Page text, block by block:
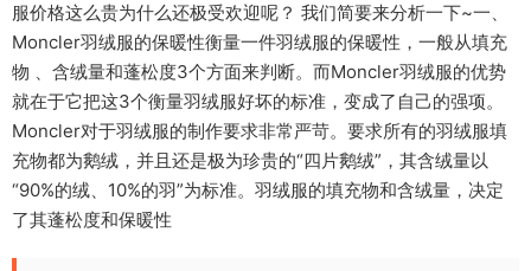
服价格这么贵为什么还极受欢迎呢？ 我们简要来分析一下~一、
Moncler羽绒服的保暖性衡量一件羽绒服的保暖性，一般从填充
物 、含绒量和蓬松度3个方面来判断。而Moncler羽绒服的优势
就在于它把这3个衡量羽绒服好坏的标准，变成了自己的强项。
Moncler对于羽绒服的制作要求非常严苛。要求所有的羽绒服填
充物都为鹅绒，并且还是极为珍贵的“四片鹅绒”，其含绒量以
“90%的绒、10%的羽”为标准。羽绒服的填充物和含绒量，决定
了其蓬松度和保暖性